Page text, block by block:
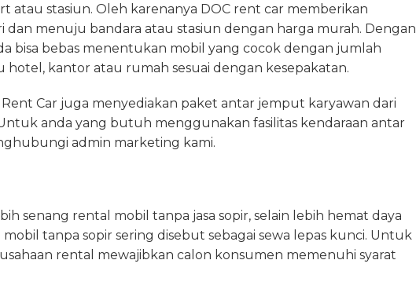
atau stasiun. Oleh karenanya DOC rent car memberikan
menuju bandara atau stasiun dengan harga murah. Dengan
bisa bebas menentukan mobil yang cocok dengan jumlah
kantor atau rumah sesuai dengan kesepakatan.
Car juga menyediakan paket antar jemput karyawan dari
anda yang butuh menggunakan fasilitas kendaraan antar
admin marketing kami.
senang rental mobil tanpa jasa sopir, selain lebih hemat daya
tanpa sopir sering disebut sebagai sewa lepas kunci. Untuk
rental mewajibkan calon konsumen memenuhi syarat